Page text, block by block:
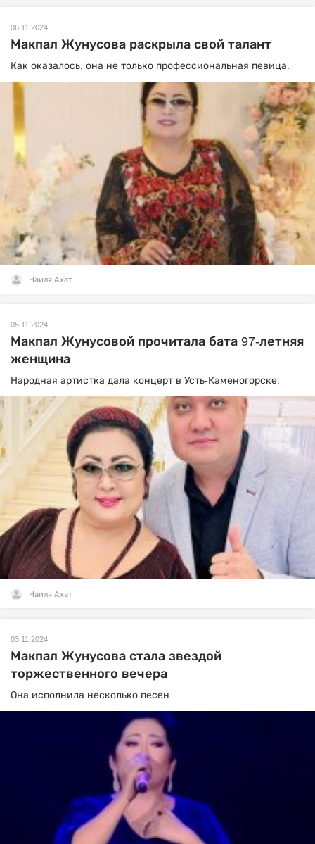
06.11.2024
Макпал Жунусова раскрыла свой талант
Как оказалось, она не только профессиональная певица.
Наиля Ахат
05.11.2024
Макпал Жунусовой прочитала бата 97-летняя
женщина
Народная артистка дала концерт в Усть-Каменогорске.
Наиля Ахат
03.11.2024
Макпал Жунусова стала звездой
торжественного вечера
Она исполнила несколько песен.